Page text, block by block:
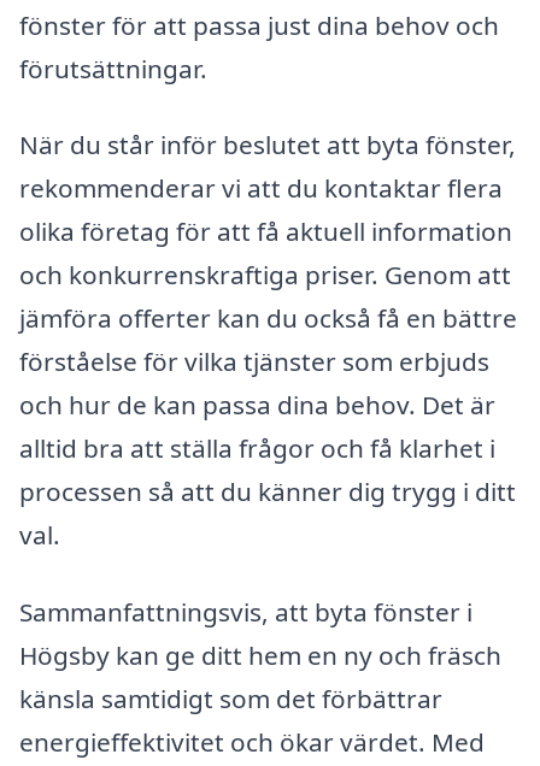
fönster för att passa just dina behov och
förutsättningar.
När du står inför beslutet att byta fönster,
rekommenderar vi att du kontaktar flera
olika företag för att få aktuell information
och konkurrenskraftiga priser. Genom att
jämföra offerter kan du också få en bättre
förståelse för vilka tjänster som erbjuds
och hur de kan passa dina behov. Det är
alltid bra att ställa frågor och få klarhet i
processen så att du känner dig trygg i ditt
val.
Sammanfattningsvis, att byta fönster i
Högsby kan ge ditt hem en ny och fräsch
känsla samtidigt som det förbättrar
energieffektivitet och ökar värdet. Med